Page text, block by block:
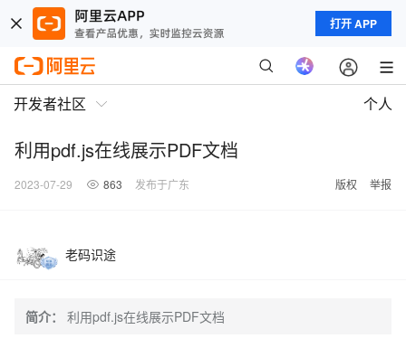
打开 APP
开发者社区 个人
利用pdf.js在线展示PDF文档
2023-07-29 863 发布于广东 版权 举报
老码识途
简介： 利用pdf.js在线展示PDF文档